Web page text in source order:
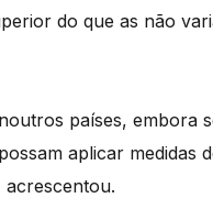
do que as não
países, embora
aplicar medidas
acrescentou.